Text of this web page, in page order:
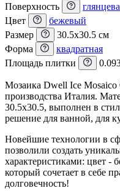
Поверхность
Цвет
бежевый
Размер
30.5x30.5 см
Форма
квадратная
Площадь плитки
Мозаика Dwell Ice Mosaico
производства Италия.
30.5x30.5, выполнен в
решение для ванной, для
Новейшие технологии в
позволили создать
характеристиками: цвет -
который сочетает в себе
долговечность!